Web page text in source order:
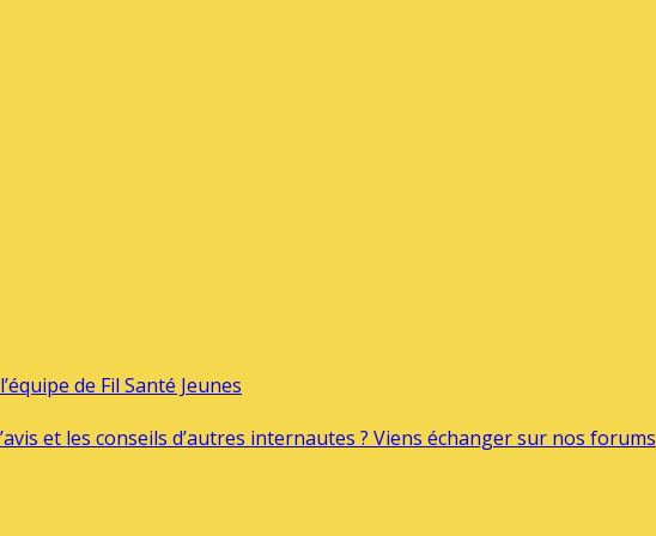
de Fil Santé Jeunes
et les conseils d’autres internautes ? Viens échanger sur nos forums